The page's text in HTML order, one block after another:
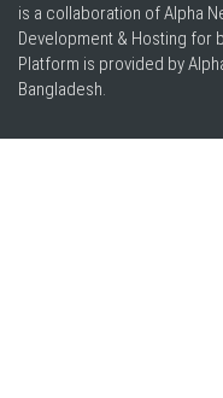
is a collaboration of Alpha
Development & Hosting for
Platform is provided by
Bangladesh.